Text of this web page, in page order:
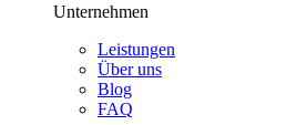
Unternehmen
Leistungen
Über uns
Blog
FAQ